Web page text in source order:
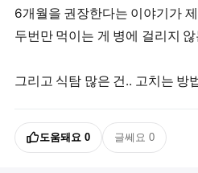
6개월을 권장한다는 이야기가
두번만 먹이는 게 병에 걸리지
그리고 식탐 많은 건.. 고치는 방
도움돼요 0 글쎄요 0